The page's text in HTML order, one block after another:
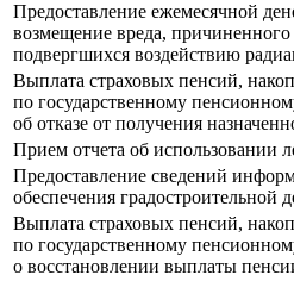
Предоставление ежемесячной
возмещение вреда,
подвергшихся воздействию
Выплата страховых пенсий,
по государственному
об отказе от получения
Прием отчета об использовании
Предоставление сведений
обеспечения градостроительной
Выплата страховых пенсий,
по государственному
о восстановлении выплаты